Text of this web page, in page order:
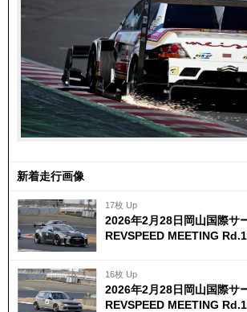
新着走行画像
17枚 Up
2026年2月28日岡山国際サ
REVSPEED MEETING
16枚 Up
2026年2月28日岡山国際サ
REVSPEED MEETING